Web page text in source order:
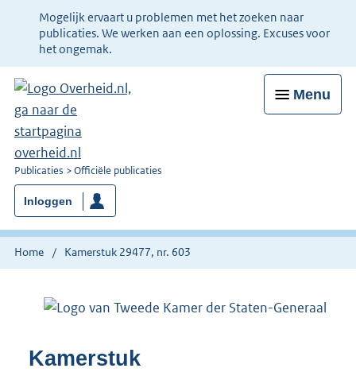
Ter
informatie:
Mogelijk ervaart u problemen met het zoeken naar
publicaties. We werken aan een oplossing. Excuses voor
het ongemak.
Menu
U
bent
nu
hier:
Publicaties Officiële publicaties
Inloggen
Home Kamerstuk 29477, nr. 603
Kamerstuk